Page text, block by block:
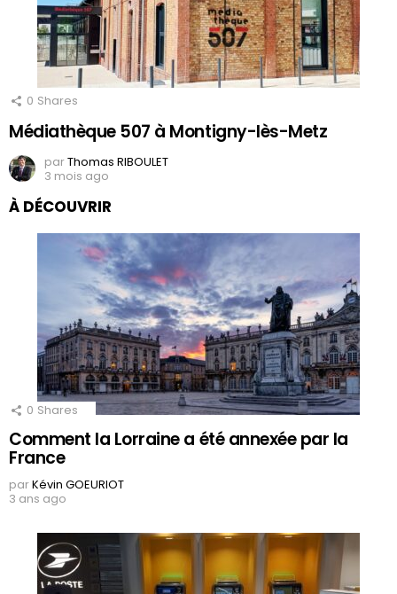
0 Shares
Médiathèque 507 à Montigny-lès-Metz
parThomas RIBOULET
3 mois ago
À DÉCOUVRIR
0 Shares
Comment la Lorraine a été annexée par la
France
parKévin GOEURIOT
3 ans ago